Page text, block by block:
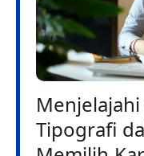
Tipografi